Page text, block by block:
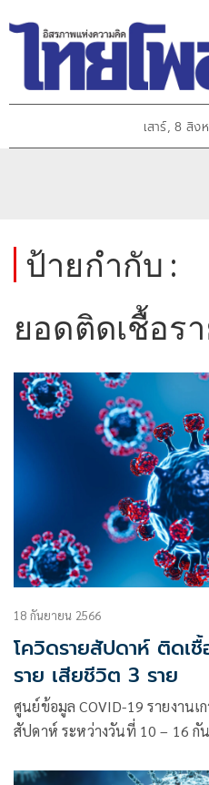
เสาร์, 8 สิง
ป้ายกำกับ :
ยอดติดเชื้อร
18 กันยายน 2566
โควิดรายสัปดาห์ ติดเ
ราย เสียชีวิต 3 ราย
ศูนย์ข้อมูล COVID-19 รายงานเ
สัปดาห์ ระหว่างวันที่ 10 – 16